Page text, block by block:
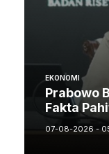
EKONOMI
Prabowo
Fakta
07-08-2026 -